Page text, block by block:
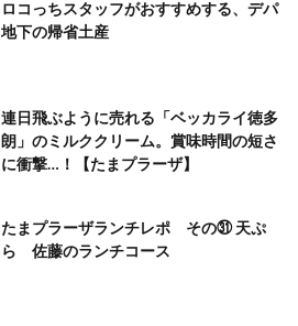
ロコっちスタッフがおすすめする、デパ
地下の帰省土産
連日飛ぶように売れる「ベッカライ徳多
朗」のミルククリーム。賞味時間の短さ
に衝撃…！【たまプラーザ】
たまプラーザランチレポ その㉛ 天ぷ
ら 佐藤のランチコース